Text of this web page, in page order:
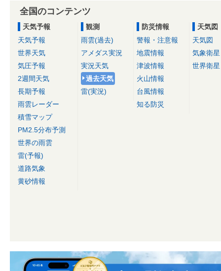
全国のコンテンツ
天気予報
天気予報
世界天気
気圧予報
2週間天気
長期予報
雨雲レーダー
積雪マップ
PM2.5分布予測
世界の雨雲
雷(予報)
道路気象
黄砂情報
観測
雨雲(過去)
アメダス実況
実況天気
過去天気
雷(実況)
防災情報
警報・注意報
地震情報
津波情報
火山情報
台風情報
知る防災
天気図
天気図
気象衛星
世界衛星